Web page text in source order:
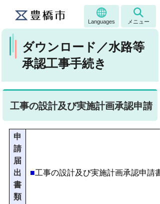
Languages メニュー
ダウンロード／水路等
承認工事手続き
工事の設計及び実施計画承認申請
申
請
届
出
書
類
■工事の設計及び実施計画承認申請書